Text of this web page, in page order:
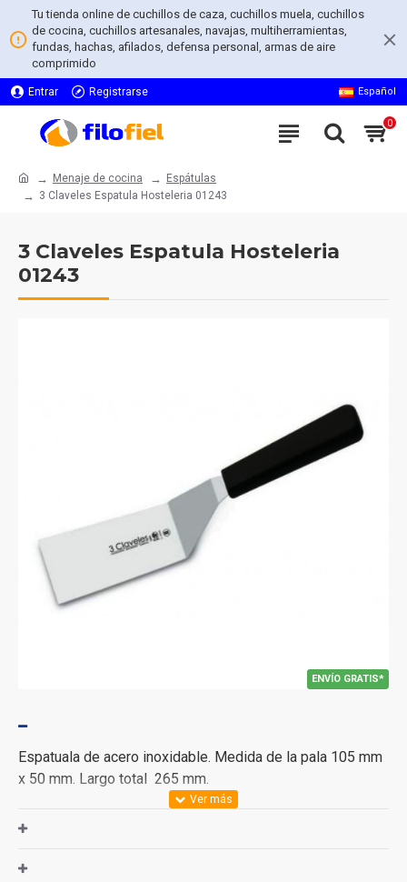
Tu tienda online de cuchillos de caza, cuchillos muela, cuchillos
de cocina, cuchillos artesanales, navajas, multiherramientas,
fundas, hachas, afilados, defensa personal, armas de aire
comprimido
Entrar Registrarse Español
0
Menaje de cocina
Espátulas
3 Claveles Espatula Hosteleria 01243
3 Claveles Espatula Hosteleria
01243
ENVÍO GRATIS*
Espatuala de acero inoxidable. Medida de la pala 105 mm
x 50 mm. Largo total 265 mm.